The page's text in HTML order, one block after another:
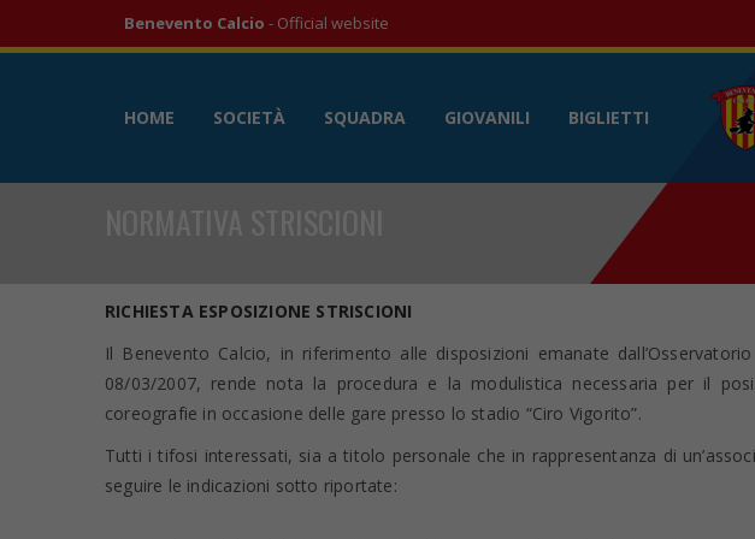
Benevento Calcio - Official website
HOME SOCIETÀ SQUADRA GIOVANILI BIGLIETTI
RICHIESTA ESPOSIZIONE STRISCIONI
Il Benevento Calcio, in riferimento alle disposizioni emanate
08/03/2007, rende nota la procedura e la modulistica necessaria per il
coreografie in occasione delle gare presso lo stadio “Ciro Vigorito”.
Tutti i tifosi interessati, sia a titolo personale che in rappresentanza di
seguire le indicazioni sotto riportate: